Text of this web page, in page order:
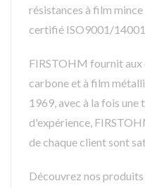
résistances à film
certifié ISO9001/
FIRSTOHM fournit aux
carbone et à film
1969, avec à la fois une
d'expérience,
de chaque client sont
Découvrez nos